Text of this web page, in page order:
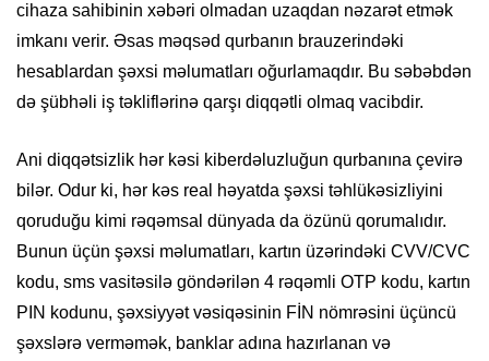
cihaza sahibinin xəbəri olmadan uzaqdan nəzarət etmək
imkanı verir. Əsas məqsəd qurbanın brauzerindəki
hesablardan şəxsi məlumatları oğurlamaqdır. Bu səbəbdən
də şübhəli iş təkliflərinə qarşı diqqətli olmaq vacibdir.
Ani diqqətsizlik hər kəsi kiberdəluzluğun qurbanına çevirə
bilər. Odur ki, hər kəs real həyatda şəxsi təhlükəsizliyini
qoruduğu kimi rəqəmsal dünyada da özünü qorumalıdır.
Bunun üçün şəxsi məlumatları, kartın üzərindəki CVV/CVC
kodu, sms vasitəsilə göndərilən 4 rəqəmli OTP kodu, kartın
PIN kodunu, şəxsiyyət vəsiqəsinin FİN nömrəsini üçüncü
şəxslərə verməmək, banklar adına hazırlanan və